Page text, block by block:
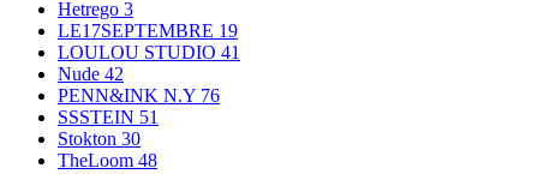
Hetrego 3
LE17SEPTEMBRE 19
LOULOU STUDIO 41
Nude 42
PENN&INK N.Y 76
SSSTEIN 51
Stokton 30
TheLoom 48